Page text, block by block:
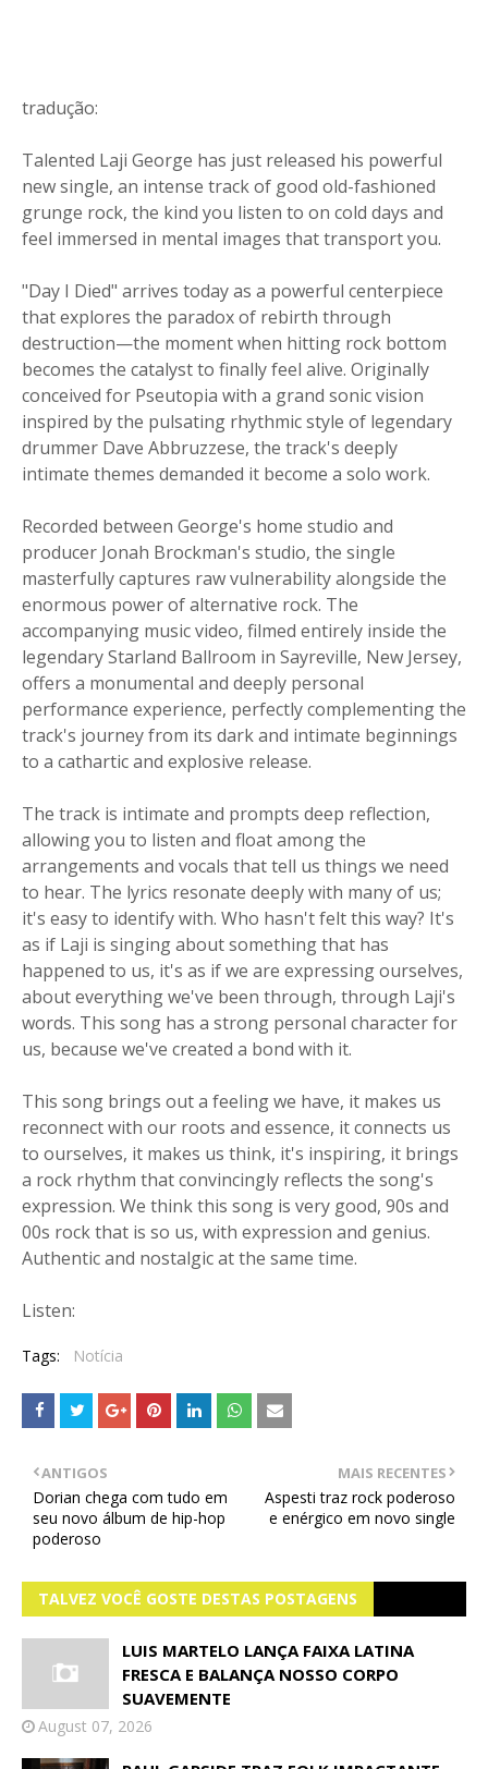
tradução:
Talented Laji George has just released his powerful
new single, an intense track of good old-fashioned
grunge rock, the kind you listen to on cold days and
feel immersed in mental images that transport you.
"Day I Died" arrives today as a powerful centerpiece
that explores the paradox of rebirth through
destruction—the moment when hitting rock bottom
becomes the catalyst to finally feel alive. Originally
conceived for Pseutopia with a grand sonic vision
inspired by the pulsating rhythmic style of legendary
drummer Dave Abbruzzese, the track's deeply
intimate themes demanded it become a solo work.
Recorded between George's home studio and
producer Jonah Brockman's studio, the single
masterfully captures raw vulnerability alongside the
enormous power of alternative rock. The
accompanying music video, filmed entirely inside the
legendary Starland Ballroom in Sayreville, New Jersey,
offers a monumental and deeply personal
performance experience, perfectly complementing the
track's journey from its dark and intimate beginnings
to a cathartic and explosive release.
The track is intimate and prompts deep reflection,
allowing you to listen and float among the
arrangements and vocals that tell us things we need
to hear. The lyrics resonate deeply with many of us;
it's easy to identify with. Who hasn't felt this way? It's
as if Laji is singing about something that has
happened to us, it's as if we are expressing ourselves,
about everything we've been through, through Laji's
words. This song has a strong personal character for
us, because we've created a bond with it.
This song brings out a feeling we have, it makes us
reconnect with our roots and essence, it connects us
to ourselves, it makes us think, it's inspiring, it brings
a rock rhythm that convincingly reflects the song's
expression. We think this song is very good, 90s and
00s rock that is so us, with expression and genius.
Authentic and nostalgic at the same time.
Listen:
Tags: Notícia
MAIS RECENTES
Aspesti traz rock poderoso
e enérgico em novo single
ANTIGOS
Dorian chega com tudo em
seu novo álbum de hip-hop
poderoso
TALVEZ VOCÊ GOSTE DESTAS POSTAGENS
LUIS MARTELO LANÇA FAIXA LATINA
FRESCA E BALANÇA NOSSO CORPO
SUAVEMENTE
August 07, 2026